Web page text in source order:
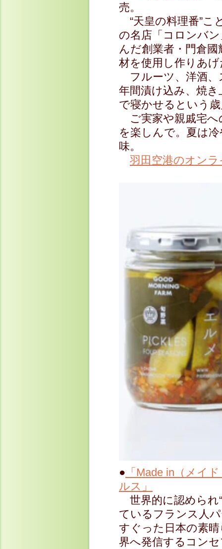
売。
“天皇の料理番”こ
の名店「コロンバ
んだ創業者・門倉
材を使用し作りあ
フルーツ、洋酒、
年間漬け込み、焼
で寝かせるという
ご実家や親戚宅へ
を楽しんで。夏は
味。
羽田空港のオン
● 「Made in（メイ
ルス」
世界的に認められ
ているフランス人
すぐった日本の素
界へ発信するコン